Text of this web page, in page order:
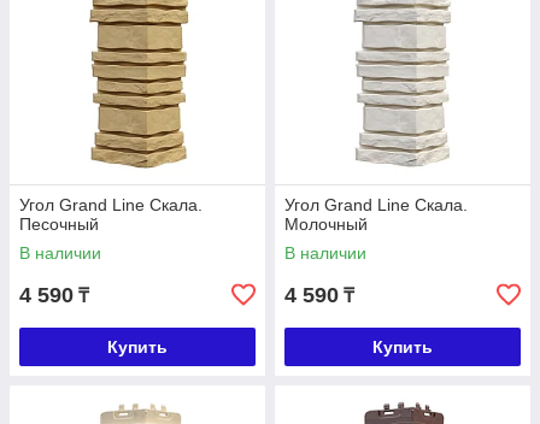
Угол Grand Line Скала.
Песочный
В наличии
4 590 ₸
Купить
Угол Grand Line Скала.
Молочный
В наличии
4 590 ₸
Купить